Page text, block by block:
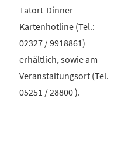
Tatort-Dinner-
Kartenhotline (Tel.:
02327 / 9918861)
erhältlich, sowie am
Veranstaltungsort (Tel.
05251 / 28800 ).